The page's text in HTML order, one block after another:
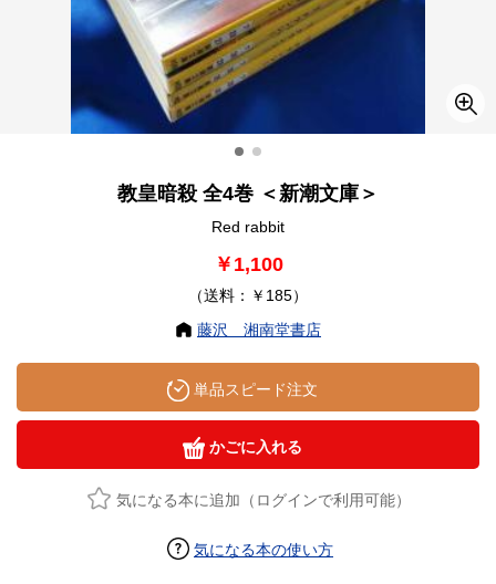
教皇暗殺 全4巻 ＜新潮文庫＞
Red rabbit
￥1,100
（送料：￥185）
藤沢 湘南堂書店
単品スピード注文
かごに入れる
気になる本に追加（ログインで利用可能）
気になる本の使い方